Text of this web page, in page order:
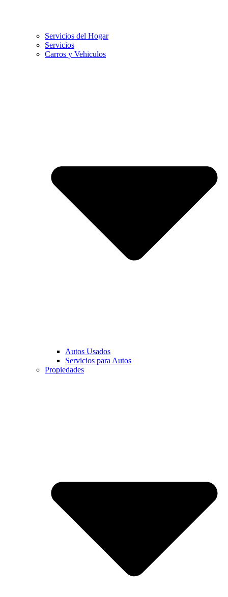
Servicios del Hogar
Servicios
Carros y Vehiculos
Autos Usados
Servicios para Autos
Propiedades